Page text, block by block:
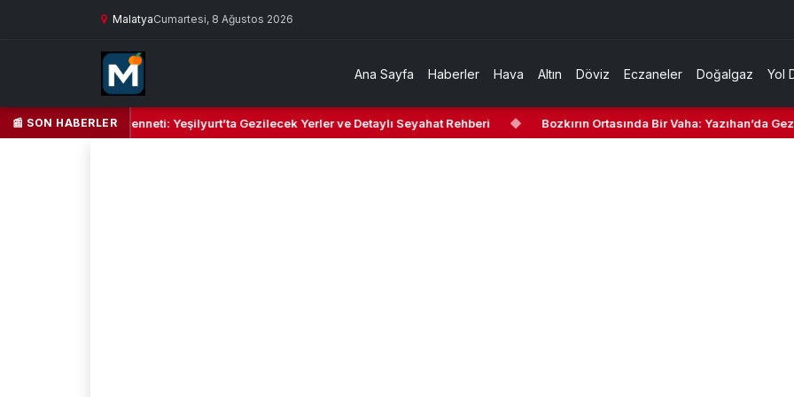
MalatyaCumartesi, 8 Ağustos 2026
Ana Sayfa Haberler Hava Altın Döviz Eczaneler Doğalgaz Yol
📰 SON HABERLER
Kalbi ve Kültür Cenneti: Yeşilyurt’ta Gezilecek Yerler ve Detaylı Seyahat Rehberi ◆ Bozkırın Ortasında Bir Vaha: Yazıhan’da